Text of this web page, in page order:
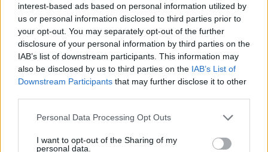
interest-based ads based on personal information utilized by
us or personal information disclosed to third parties prior to
your opt-out. You may separately opt-out of the further
disclosure of your personal information by third parties on the
IAB’s list of downstream participants. This information may
also be disclosed by us to third parties on the IAB’s List of
Downstream Participants that may further disclose it to other
Personal Data Processing Opt Outs
I want to opt-out of the Sharing of my
personal data.
¿Es bueno o malo hablar a los bebés con un
lenguaje y un tono "infantilizados"?